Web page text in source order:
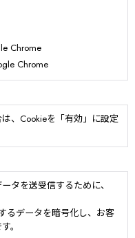
Chrome
Chrome
、Cookieを「有効」に設定
タを送受信するために、
るデータを暗号化し、お客
。